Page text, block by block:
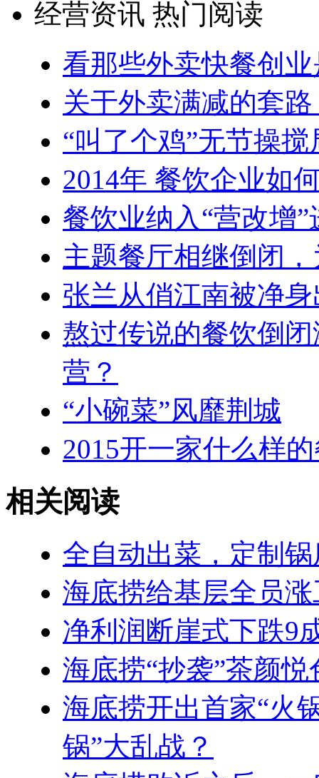
经营资讯 热门阅读
看那些外卖快餐创
关于外卖满减的套
“叫了个鸡”无节操
2014年 餐饮企业如
餐饮业纳入“营改增
主题餐厅相继倒闭
张兰从俏江南被净
熬过传说的餐饮倒
营？
“小碗菜”风靡荆城
2015开一家什么样
相关阅读
全自动出菜，定制
海底捞给基层全员
净利润断崖式下跌9
海底捞“抄袭”茶颜
海底捞开出首家“火
锅”大乱战？